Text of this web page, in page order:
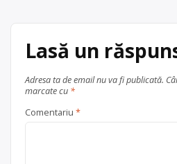
textile , în
județul Arges
Mărăcineni
Lasă un
Adresa ta de email nu va fi publicată.
marcate cu *
Comentariu *